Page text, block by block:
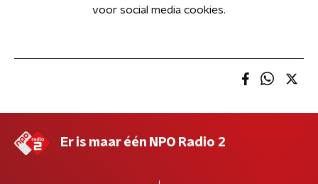
voor social media cookies.
Er is maar één NPO Radio 2